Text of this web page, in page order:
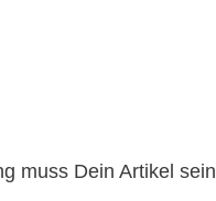
muss Dein Artikel sein